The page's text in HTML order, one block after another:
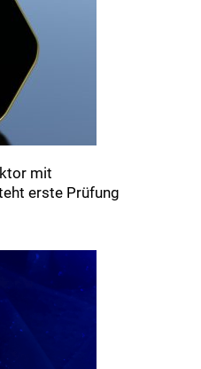
mit
erste Prüfung